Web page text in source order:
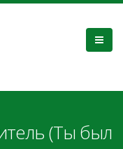
(Ты был